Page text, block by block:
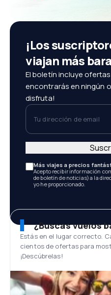
¡Los
viajan más
El boletín incluye
encontrarás en ningún
disfruta!
Tu dirección de email
Más viajes a precios
Acepto recibir información
de boletín de noticias) a la
yo he proporcionado.
¿Buscas vuelos
Estás en el lugar correcto.
cientos de ofertas para
¡Descúbrelas!